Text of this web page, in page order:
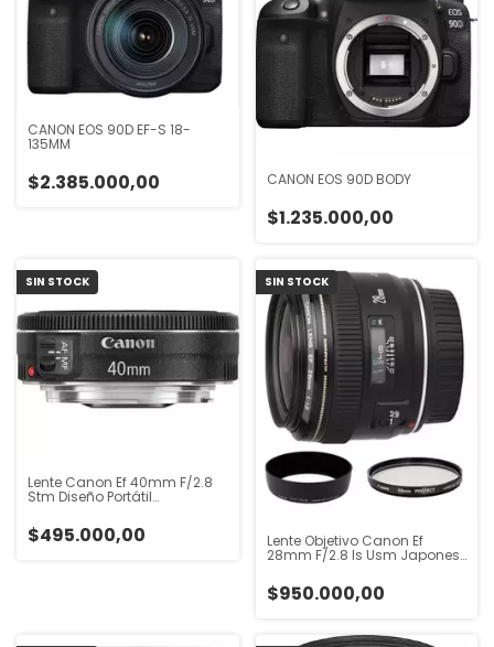
CANON EOS 90D EF-S 18-
135MM
$2.385.000,00 CANON EOS 90D BODY
$1.235.000,00
SIN STOCK
Lente Canon Ef 40mm F/2.8
Stm Diseño Portátil
$495.000,00
SIN STOCK
Lente Objetivo Canon Ef
28mm F/2.8 Is Usm Japones
$950.000,00